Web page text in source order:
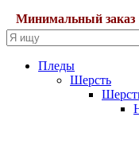
заказ
Пледы
Шерсть